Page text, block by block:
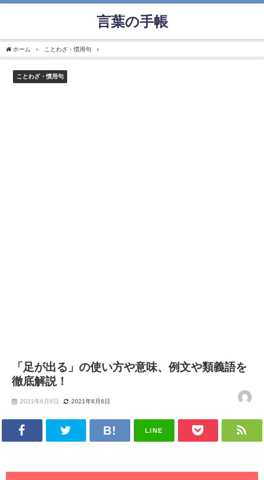
言葉の手帳
ホーム ことわざ・慣用句
ことわざ・慣用句
「足が出る」の使い方や意味、例文や類義語を
徹底解説！
2021年6月6日 2021年6月6日
LINE